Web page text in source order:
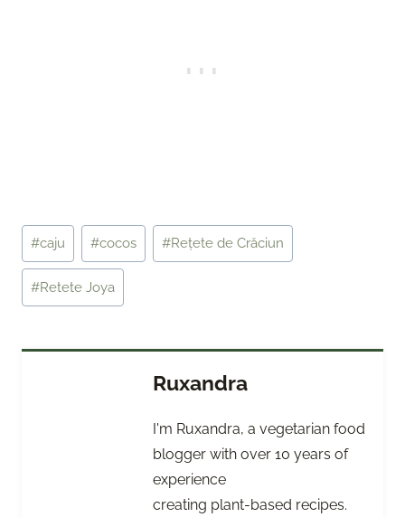
Post
Tags:
#caju #cocos #Rețete de Crăciun
#Retete Joya
Ruxandra
I'm Ruxandra, a vegetarian food
blogger with over 10 years of
experience
creating plant-based recipes.